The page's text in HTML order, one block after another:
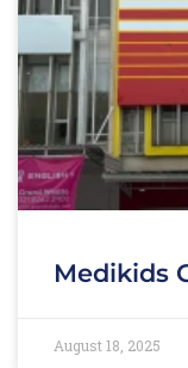
Medikids
August 18, 2025